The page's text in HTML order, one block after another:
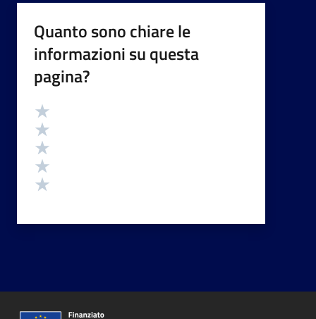
Quanto sono chiare le
informazioni su questa
pagina?
Valutazione